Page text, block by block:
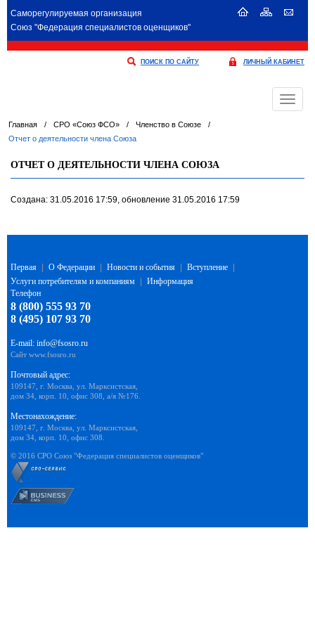
Саморегулируемая организация
Союз "Федерация специалистов оценщиков"
ПОИСК ПО САЙТУ ЛИЧНЫЙ КАБИНЕТ
Меню
Главная / СРО «Союз ФСО» / Членство в Союзе
/
Отчет о деятельности члена Союза
ОТЧЕТ О ДЕЯТЕЛЬНОСТИ ЧЛЕНА СОЮЗА
Создана: 31.05.2016 17:59, обновление 31.05.2016 17:59
Первая О Федерации Новости и события Вступление
Услуги потребителям и компаниям
Информация
Телефон
8 (800) 555 93 70
8 (495) 107 93 70
E-mail: info@fsosro.ru
Сайт www.fsosro.ru
Почтовый адрес:
109147, г. Москва, ул. Марксистская,
дом 34, корп. 10, офис 308, а/я №176.
Местонахождение:
109147, г. Москва, ул. Марксистская,
дом 34, корп. 10, офис 308.
© 2016 СРО Союз "Федерация специалистов оценщиков"